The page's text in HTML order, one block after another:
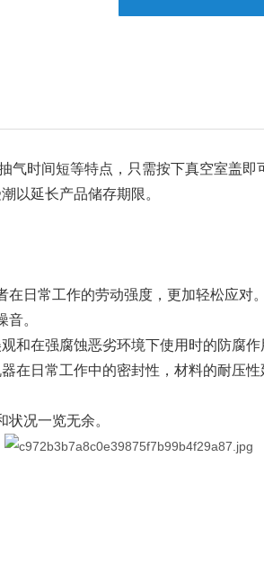
气时间短等特点，只需按下真空室盖
以延长产品储存期限。
转。
者在日常工作的劳动强度，更加轻松
低噪音。
观和在强腐蚀恶劣环境下使用时的
在日常工作中的密封性，材料的耐压
状况一览无余。